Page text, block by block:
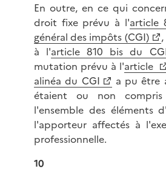
En outre, en ce qui
droit fixe prévu à l'article
général des impôts (CGI)
à l'article 810 bis du
mutation prévu à l'article
alinéa du CGI
a pu être
étaient ou non
l'ensemble des éléments
l'apporteur affectés à
professionnelle.
10